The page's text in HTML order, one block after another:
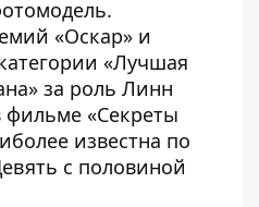
«Оскар» и
«Лучшая
за роль Линн
фильме «Секреты
известна по
с половиной